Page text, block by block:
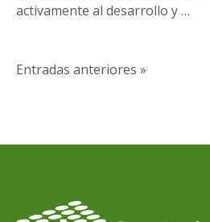
activamente al desarrollo y …
Navegación
entradas
Entradas anteriores »